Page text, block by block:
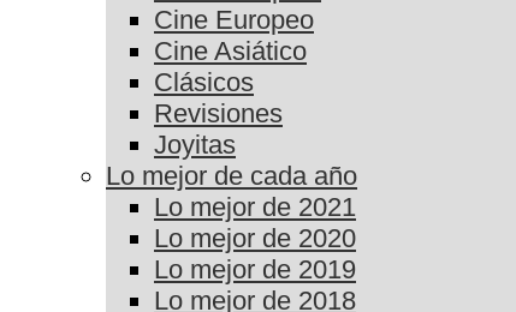
Cine Europeo
Cine Asiático
Clásicos
Revisiones
Joyitas
Lo mejor de cada año
Lo mejor de 2021
Lo mejor de 2020
Lo mejor de 2019
Lo mejor de 2018